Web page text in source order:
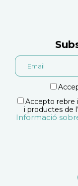
Accepto rebre
i productes de
Informació